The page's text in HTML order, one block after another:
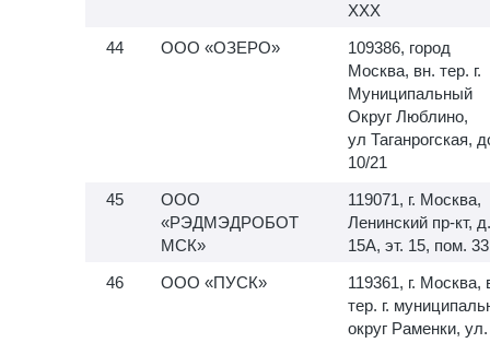
XXX
ООО «ОЗЕРО»
109386, город
Москва, вн. тер. г.
Муниципальный
Округ Люблино,
ул Таганрогская,
10/21
ООО
«РЭДМЭДРОБОТ
МСК»
119071, г. Москва,
Ленинский пр-кт, д.
15А, эт. 15, пом. 33
ООО «ПУСК»
119361, г. Москва,
тер. г.
округ Раменки, ул.